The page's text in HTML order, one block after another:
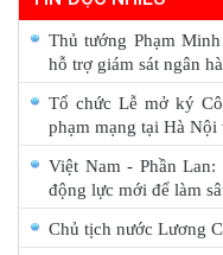
Thủ tướng Phạm
hỗ trợ giám sát ngân
Tổ chức Lễ mở ký
phạm mạng tại Hà
Việt Nam - Phần
động lực mới để làm
Chủ tịch nước Lương